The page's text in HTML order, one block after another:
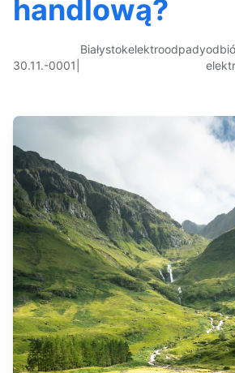
handlową?
30.11.-0001
Białystokelektroodpady